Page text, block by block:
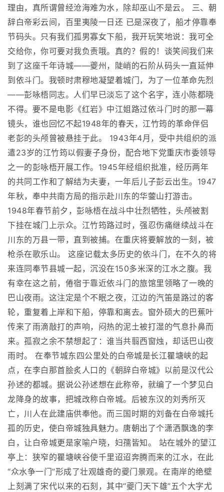
理由，真所谓曾经沧海难为水，除却巫山不是云。 三、朝
辞白帝彩云间，百里夷陵一日还 已是深夜了，船才停靠奉
节码头。只有我们孤男寡女下船，我开玩笑地说：我可全
交给你，你可要对我负责哦。真的？假的！谈笑间我们来
到了这座千年诗城――夔州，陡峭的石阶从码头一直延伸
到依斗门。我顿时肃穆地凝望着城门，为了一位革命先烈
――彭咏梧同志。人们早已淡忘了这个名字，连小陈都晓
不得。要不是电影《红岩》中江姐路过依斗门时的那一幕
镜头，谁也回忆不起1948年的春天，江竹筠的革命伴侣
老彭的头颅曾被悬挂于此。 1943年4月，受中共组织的派
遣23岁的江竹筠以假妻子身份，配合地下党重庆市委领导
之一的彭咏梧开展工作。1945年经组织批准，经历两年
的共同工作和了解结为夫妻，一年后儿子彭云出生。1947
年秋，奉中共南方局的指示赴川东的华蓥山打游击。
1948年春节前夕，彭咏梧在战斗中壮烈牺牲，头颅被割
下挂在城门上示众。江竹筠路过时，强忍伤痛继续战斗在
川东的万县一带，直到被捕。在重庆将要解放的一刻，被
枪杀在歌乐山。 这座记载太多历史的依斗门，在不久的将
来连同奉节县城一起，沉没在150多米深的江水之腹。我
有幸在这之前，倦宿于靠近依斗门的旅馆里领略了一晚的
巴山夜雨。这注定是个不眠之夜，江边的汽笛是路过的客
轮，重复着上岸和下船，停靠和离去。窗外硕大的巴蕉叶
传来了雨滴敲打的声响，闷热的泥土被打湿的气息扑鼻而
来。孤寂之余不禁想起了：谁当共翦西窗烛，却话巴山夜
雨时。 在奉节城东四公里处的白帝城是长江瞿塘峡的起
点，在李白那首脍炙人口的《朝辞白帝城》以前是汉代公
孙述的都城。据说公孙述想在此称帝，就编了一个梦见白
龙降身的故事，把城改称白帝城。后被东汉的刘秀所灭
亡，川人在此建庙供奉他。而三国时期的刘备在白帝城托
孤的历史，使白帝城独具魅力。唐朝出了个潇洒飘逸的李
白，让白帝城更是家喻户晓，妇孺皆知。 站在城外的望江
亭上：狭窄的瞿塘峡谷使千里迢迢奔腾而来的江水，在此
“众水争一门”形成了壮观雄奇的夔门景观。在南岸的绝壁
上刻满了宋代以来的石刻，其中“夔门天下雄”五个大字尤